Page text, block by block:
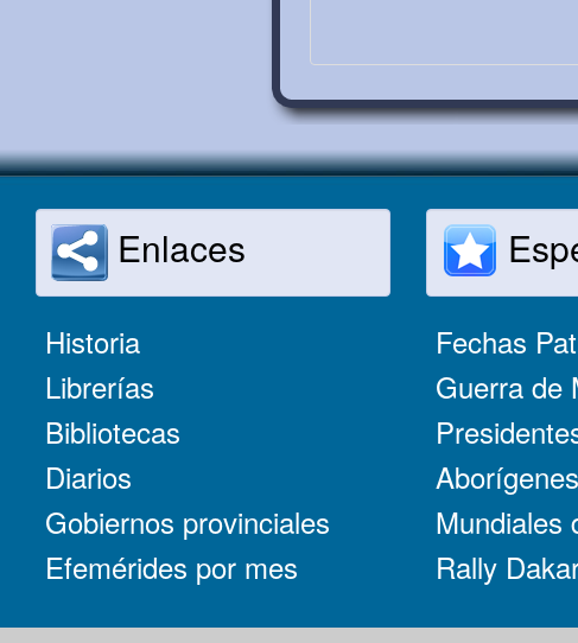
Enlaces
Historia
Librerías
Bibliotecas
Diarios
Gobiernos provinciales
Efemérides por mes
Fechas
Guerra de
Mundiales
Rally